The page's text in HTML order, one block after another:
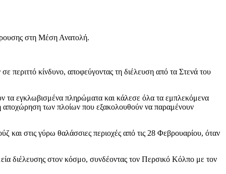
στη Μέση Ανατολή.
περιττό κίνδυνο, αποφεύγοντας τη διέλευση από τα Στενά του
τα εγκλωβισμένα πληρώματα και κάλεσε όλα τα εμπλεκόμενα
αποχώρηση των πλοίων που εξακολουθούν να παραμένουν
και στις γύρω θαλάσσιες περιοχές από τις 28 Φεβρουαρίου, όταν
διέλευσης στον κόσμο, συνδέοντας τον Περσικό Κόλπο με τον